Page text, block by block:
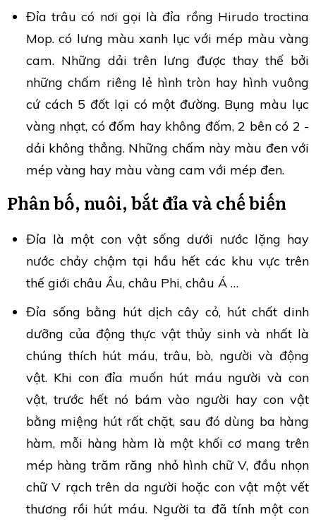
Đỉa trâu có nơi gọi là đỉa rồng Hirudo troctina
Mop. có lưng màu xanh lục với mép màu vàng
cam. Những dải trên lưng được thay thế bởi
những chấm riêng lẻ hình tròn hay hình vuông
cứ cách 5 đốt lại có một đường. Bụng màu lục
vàng nhạt, có đốm hay không đốm, 2 bên có 2 -
dải không thẳng. Những chấm này màu đen với
mép vàng hay màu vàng cam với mép đen.
Phân bố, nuôi, bắt đỉa và chế biến
Đỉa là một con vật sống dưới nước lặng hay
nước chảy chậm tại hầu hết các khu vực trên
thế giới châu Âu, châu Phi, châu Á …
Đỉa sống bằng hút dịch cây cỏ, hút chất dinh
dưỡng của động thực vật thủy sinh và nhất là
chúng thích hút máu, trâu, bò, người và động
vật. Khi con đỉa muốn hút máu người và con
vật, trước hết nó bám vào người hay con vật
bằng miệng hút rất chặt, sau đó dùng ba hàng
hàm, mỗi hàng hàm là một khối cơ mang trên
mép hàng trăm răng nhỏ hình chữ V, đầu nhọn
chữ V rạch trên da người hoặc con vật một vết
thương rồi hút máu. Người ta đã tính một con